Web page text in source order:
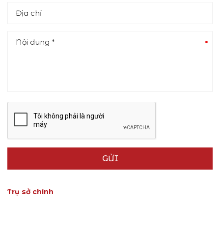
*
GỬI
Trụ sở chính